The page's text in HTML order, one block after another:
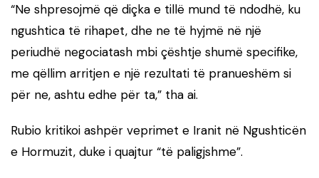
“Ne shpresojmë që diçka e tillë mund të ndodhë, ku
ngushtica të rihapet, dhe ne të hyjmë në një
periudhë negociatash mbi çështje shumë specifike,
me qëllim arritjen e një rezultati të pranueshëm si
për ne, ashtu edhe për ta,” tha ai.
Rubio kritikoi ashpër veprimet e Iranit në Ngushticën
e Hormuzit, duke i quajtur “të paligjshme”.